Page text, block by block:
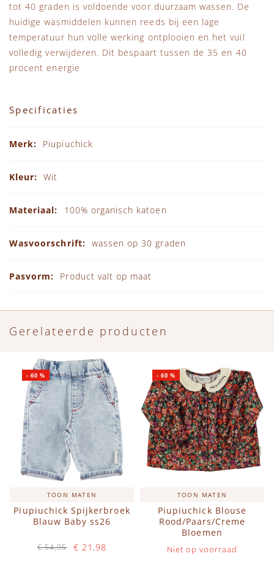
tot 40 graden is voldoende voor duurzaam wassen. De
huidige wasmiddelen kunnen reeds bij een lage
temperatuur hun volle werking ontplooien en het vuil
volledig verwijderen. Dit bespaart tussen de 35 en 40
procent energie
Specificaties
Piupiuchick
Wit
100% organisch katoen
wassen op 30 graden
Product valt op maat
Gerelateerde producten
TOON MATEN
Piupiuchick Spijkerbroek
Blauw Baby ss26
€ 21,98
€ 54,95
-60 %
TOON MATEN
Piupiuchick Blouse
Rood/Paars/Creme
Bloemen
Niet op voorraad
-60 %